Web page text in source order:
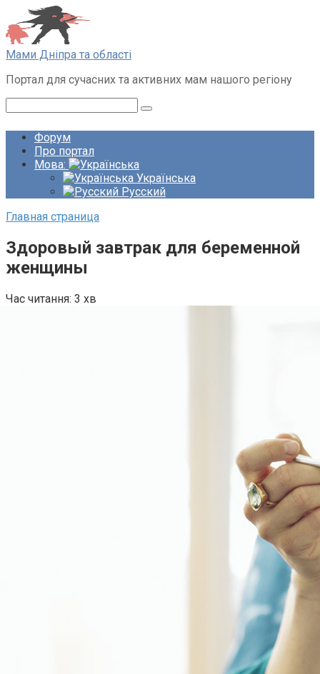
Перейти
до
вмісту
Мами Дніпра та області
Портал для сучасних та активних мам нашого регіону
Форум
Про портал
Мова:
Українська
Русский
Главная страница
Здоровый завтрак для беременной
женщины
Час читання: 3 хв